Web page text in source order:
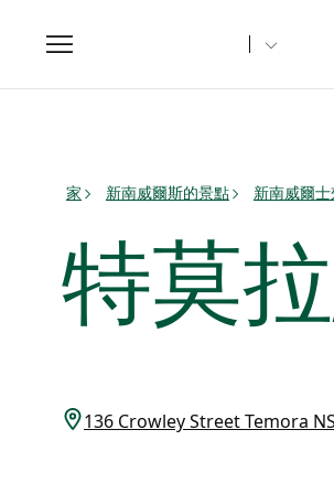
Toggle
navigation
家 新南威爾斯的景點 新南威爾
特莫
136 Crowley Street Temora